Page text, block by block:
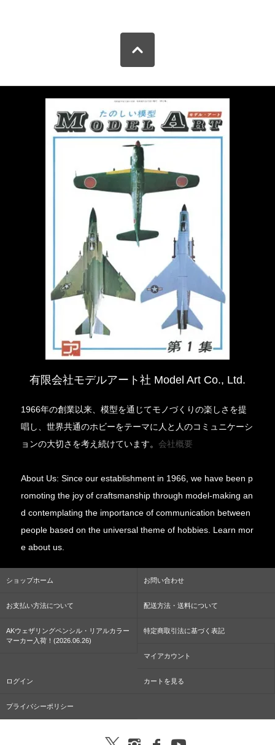
有限会社モデルアート社 Model Art Co., Ltd.
1966年の創業以来、模型を通じてモノづくりの楽しさを提
唱し、世界共通のホビーをテーマに人と人のコミュニケーシ
ョンの大切さを考え続けています。会社概要
About Us: Since our establishment in 1966, we have been p
romoting the joy of craftsmanship through model-making an
d contemplating the importance of communication between
people based on the universal theme of hobbies. Learn mor
e about us.
ショップホーム お問い合わせ
お支払い方法について 配送方法・送料について
AKウェザリングペンシル・リアルカラー
マーカー入荷！(2026.06.26)
特定商取引法に基づく表記
マイアカウント
ログイン カートを見る
プライバシーポリシー